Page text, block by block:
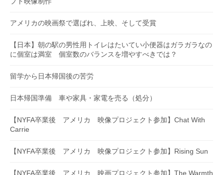
アメリカの映画祭で選ばれ、上映、そして受賞
【日本】朝の駅の男性用トイレはたいてい小便器はガラガラなの
に個室は満室 個室数のバランスを増やすべきでは？
留学から日本帰国後の苦労
日本帰国準備 車や家具・家電を売る（処分）
【NYFA卒業後 アメリカ 映像プロジェクト参加】Chat With
Carrie
【NYFA卒業後 アメリカ 映像プロジェクト参加】Rising Sun
【NYFA卒業後 アメリカ 映画プロジェクト参加】The Warmth